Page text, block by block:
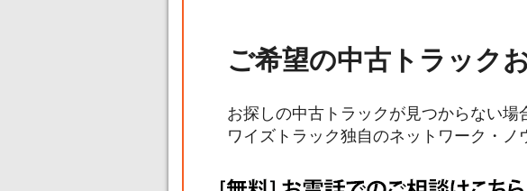
ご希望の中古トラック
お探しの中古トラックが見つからない場
ワイズトラック独自のネットワーク・ノ